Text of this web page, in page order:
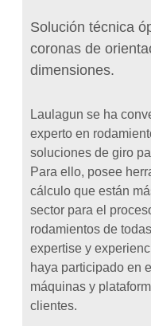
Solución técnica
coronas de
dimensiones.
Laulagun se ha
experto en
soluciones de giro
Para ello, posee
cálculo que están
sector para el
rodamientos de
expertise y
haya participado en
máquinas y
clientes.